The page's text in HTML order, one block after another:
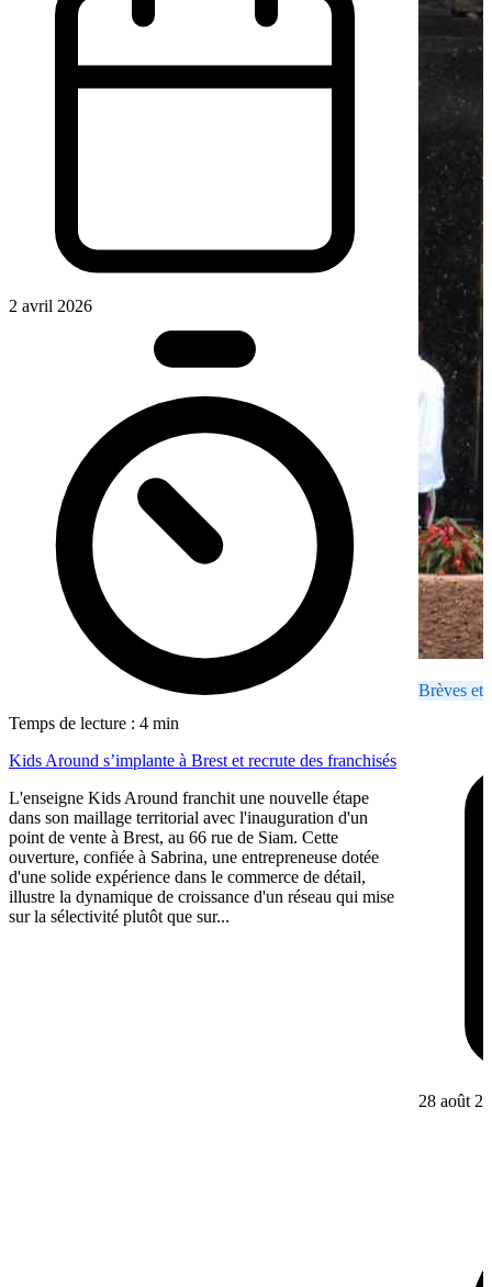
2 avril 2026
Temps de lecture : 4 min
Kids Around s’implante à Brest et recrute des franchisés
L'enseigne Kids Around franchit une nouvelle étape
dans son maillage territorial avec l'inauguration d'un
point de vente à Brest, au 66 rue de Siam. Cette
ouverture, confiée à Sabrina, une entrepreneuse dotée
d'une solide expérience dans le commerce de détail,
illustre la dynamique de croissance d'un réseau qui mise
sur la sélectivité plutôt que sur...
Brèves et
28 août